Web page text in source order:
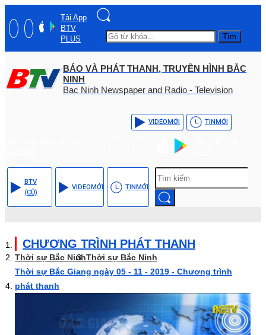
Tải App
BTV
PLUS
Tìm
BÁO VÀ PHÁT THANH, TRUYỀN HÌNH BẮC
NINH
Bac Ninh Newspaper and Radio - Television
VIDEOMỚI TINMỚI
BTV
(CŨ)
VIDEOMỚI TINMỚI
CHƯƠNG TRÌNH PHÁT THANH
Thời sự Bắc NinhThời sự Bắc Ninh
Thời sự Bắc Giang ngày 05 - 11 - 2019 - Chương trình
phát thanh